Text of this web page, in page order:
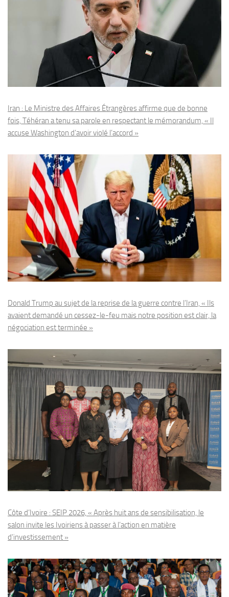
Iran : Le Ministre des Affaires Étrangères affirme que de bonne
fois, Téhéran a tenu sa parole en respectant le mémorandum, « Il
accuse Washington d’avoir violé l’accord »
Donald Trump au sujet de la reprise de la guerre contre l’Iran, « Ils
avaient demandé un cessez-le-feu mais notre position est clair, la
négociation est terminée »
Côte d’Ivoire : SEIP 2026, « Après huit ans de sensibilisation, le
salon invite les Ivoiriens à passer à l’action en matière
d’investissement »